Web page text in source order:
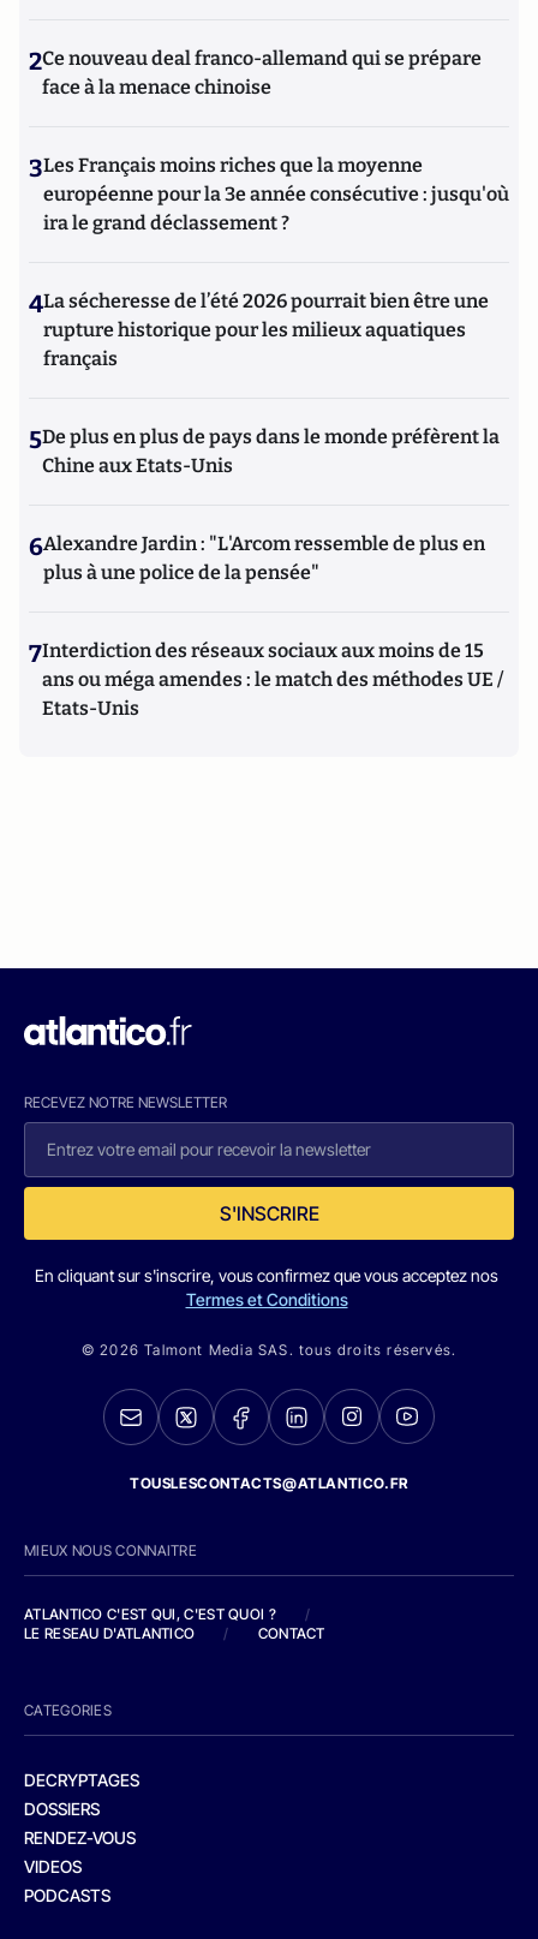
2Ce nouveau deal franco-allemand qui se prépare
face à la menace chinoise
3Les Français moins riches que la moyenne
européenne pour la 3e année consécutive : jusqu'où
ira le grand déclassement ?
4La sécheresse de l’été 2026 pourrait bien être une
rupture historique pour les milieux aquatiques
français
5De plus en plus de pays dans le monde préfèrent la
Chine aux Etats-Unis
6Alexandre Jardin : "L'Arcom ressemble de plus en
plus à une police de la pensée"
7Interdiction des réseaux sociaux aux moins de 15
ans ou méga amendes : le match des méthodes UE /
Etats-Unis
RECEVEZ NOTRE NEWSLETTER
S'INSCRIRE
En cliquant sur s'inscrire, vous confirmez que vous acceptez nos
Termes et Conditions
© 2026 Talmont Media SAS. tous droits réservés.
TOUSLESCONTACTS@ATLANTICO.FR
MIEUX NOUS CONNAITRE
ATLANTICO C'EST QUI, C'EST QUOI ?
/
LE RESEAU D'ATLANTICO
/ CONTACT
CATEGORIES
DECRYPTAGES
DOSSIERS
RENDEZ-VOUS
VIDEOS
PODCASTS